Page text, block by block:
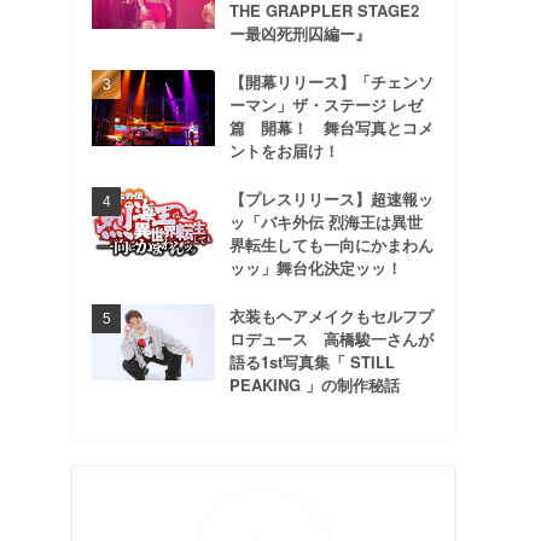
THE GRAPPLER STAGE2
ー最凶死刑囚編ー』
【開幕リリース】「チェンソ
ーマン」ザ・ステージ レゼ
篇 開幕！ 舞台写真とコメ
ントをお届け！
【プレスリリース】超速報ッ
ッ「バキ外伝 烈海王は異世
界転生しても一向にかまわん
ッッ」舞台化決定ッッ！
衣装もヘアメイクもセルフプ
ロデュース 高橋駿一さんが
語る1st写真集「 STILL
PEAKING 」の制作秘話